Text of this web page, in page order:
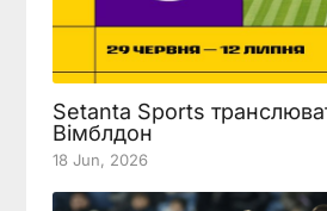
Setanta Sports
Вімблдон
18 Jun, 2026